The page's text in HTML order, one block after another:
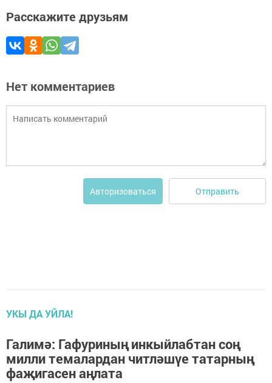
Расскажите друзьям
Нет комментариев
Авторизоваться Отправить
УКЫ ДА УЙЛА!
Галимә: Гафуриның инкыйлабтан соң
милли темалардан читләшүе татарның
фаҗигасен аңлата